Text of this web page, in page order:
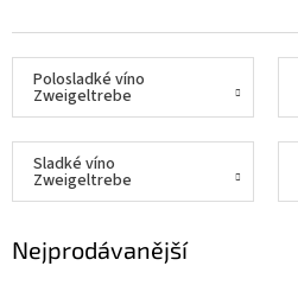
Vývrtky
Akční
nabídka
Dárkové
poukazy
Získat
Blog
Polosladké víno
Zweigeltrebe
Sladké víno
Zweigeltrebe
Nejprodávanější